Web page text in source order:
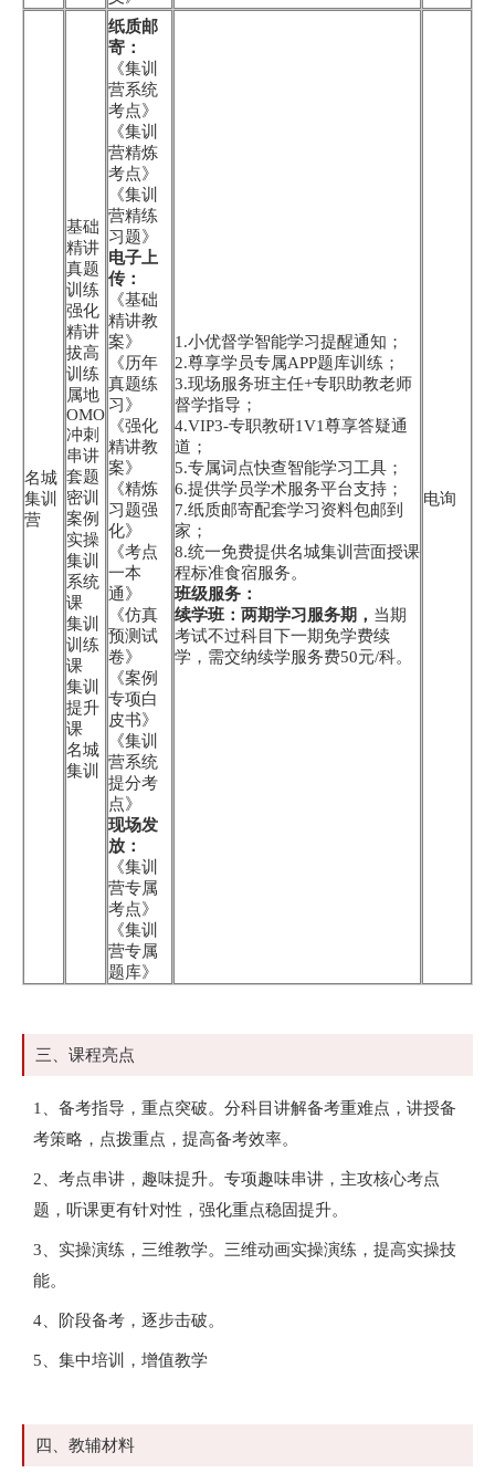
名城
集训
营
基础
精讲
真题
训练
强化
精讲
拔高
训练
属地
OMO
冲刺
串讲
套题
密训
案例
实操
集训
系统
课
集训
训练
课
集训
提升
课
名城
集训
纸质邮
寄：
《集训
营系统
考点》
《集训
营精炼
考点》
《集训
营精练
习题》
电子上
传：
《基础
精讲教
案》
《历年
真题练
习》
《强化
精讲教
案》
《精炼
习题强
化》
《考点
一本
通》
《仿真
预测试
卷》
《案例
专项白
皮书》
《集训
营系统
提分考
点》
现场发
放：
《集训
营专属
考点》
《集训
营专属
题库》
1.小优督学智能学习提醒通知；
2.尊享学员专属APP题库训练；
3.现场服务班主任+专职助教老师
督学指导；
4.VIP3-专职教研1V1尊享答疑通
道；
5.专属词点快查智能学习工具；
6.提供学员学术服务平台支持；
7.纸质邮寄配套学习资料包邮到
家；
8.统一免费提供名城集训营面授课
程标准食宿服务。
班级服务：
续学班：两期学习服务期， 当期
考试不过科目下一期免学费续
学，需交纳续学服务费50元/科。
电询
三、课程亮点
1、备考指导，重点突破。分科目讲解备考重难点，讲授备
考策略，点拨重点，提高备考效率。
2、考点串讲，趣味提升。专项趣味串讲，主攻核心考点
题，听课更有针对性，强化重点稳固提升。
3、实操演练，三维教学。三维动画实操演练，提高实操技
能。
4、阶段备考，逐步击破。
5、集中培训，增值教学
四、教辅材料